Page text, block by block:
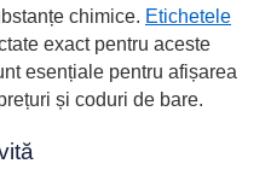
chimice. Etichetele
exact pentru aceste
esențiale pentru afișarea
și coduri de bare.